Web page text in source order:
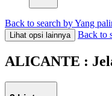
Back to search by Yang
Lihat opsi lainnya Back to
ALICANTE :